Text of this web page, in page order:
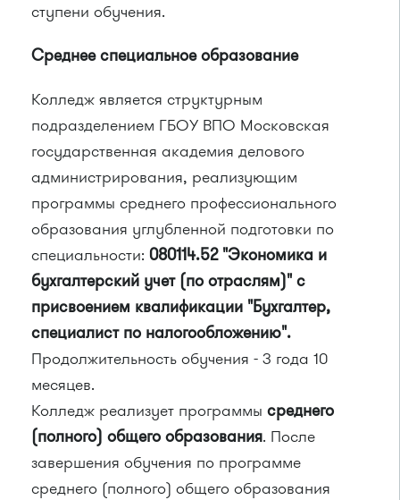
ступени обучения.
Среднее специальное образование
Колледж является структурным
подразделением ГБОУ ВПО Московская
государственная академия делового
администрирования, реализующим
программы среднего профессионального
образования углубленной подготовки по
специальности: 080114.52 "Экономика и
бухгалтерский учет (по отраслям)" с
присвоением квалификации "Бухгалтер,
специалист по налогообложению".
Продолжительность обучения - 3 года 10
месяцев.
Колледж реализует программы среднего
(полного) общего образования. После
завершения обучения по программе
среднего (полного) общего образования